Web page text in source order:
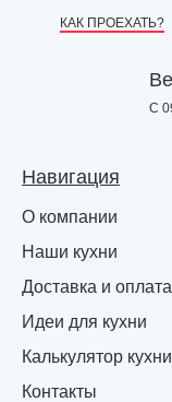
КАК ПРОЕХАТЬ?
С
Навигация
О компании
Наши кухни
Доставка и оплата
Идеи для кухни
Калькулятор кухни
Контакты